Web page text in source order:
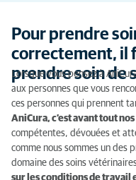
Pour prendre
correctement, il
prendre soin de
Lorsque vous pensez à
aux personnes que vous
ces personnes qui prennent
AniCura, c’est avant tout
compétentes, dévouées et
comme nous sommes un des
domaine des soins
sur les conditions de travail